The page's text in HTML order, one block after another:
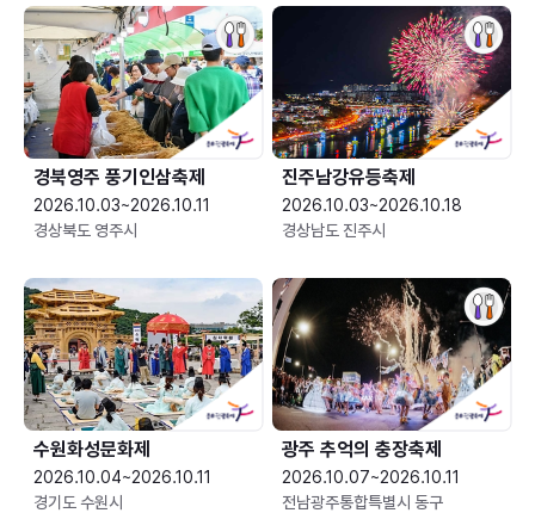
경북영주 풍기인삼축제
2026.10.03~2026.10.11
경상북도 영주시
진주남강유등축제
2026.10.03~2026.10.18
경상남도 진주시
수원화성문화제
2026.10.04~2026.10.11
경기도 수원시
광주 추억의 충장축제
2026.10.07~2026.10.11
전남광주통합특별시 동구